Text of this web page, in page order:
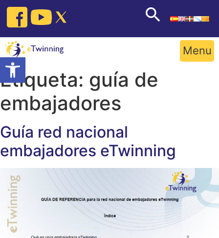
Open toolbar
Skip
content
Menu
Etiqueta: guía de
embajadores
Guía red nacional
embajadores eTwinning